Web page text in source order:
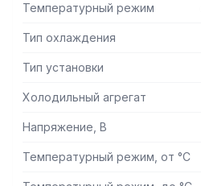
Температурный режим
Тип охлаждения
Тип установки
Холодильный агрегат
Напряжение, В
Температурный режим, от °С